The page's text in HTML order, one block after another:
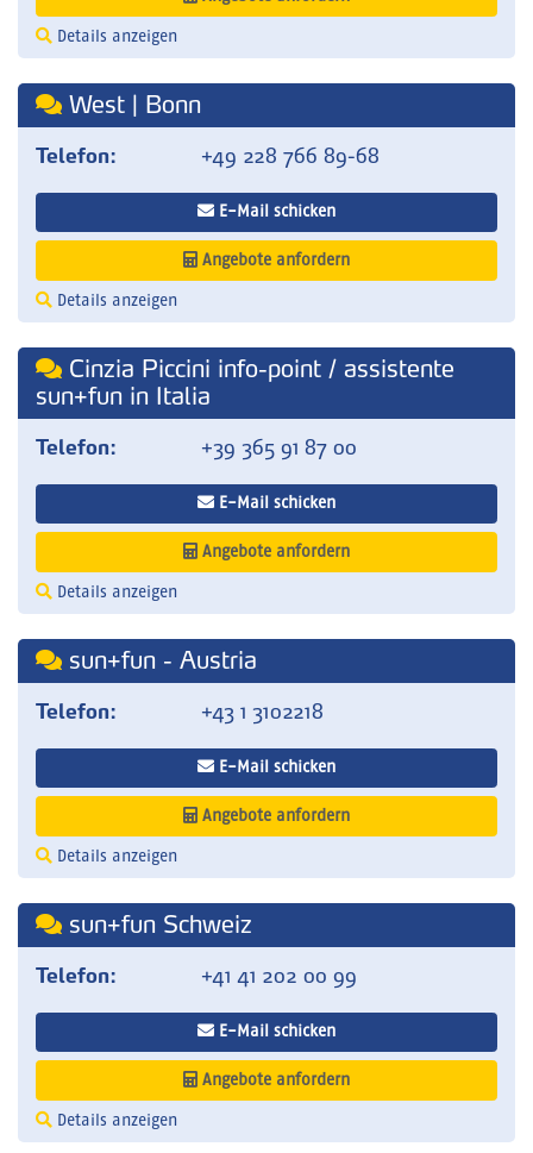
Details anzeigen
West | Bonn
Telefon: +49 228 766 89-68
E-Mail schicken
Angebote anfordern
Details anzeigen
Cinzia Piccini info-point / assistente
sun+fun in Italia
Telefon: +39 365 91 87 00
E-Mail schicken
Angebote anfordern
Details anzeigen
sun+fun - Austria
Telefon: +43 1 3102218
E-Mail schicken
Angebote anfordern
Details anzeigen
sun+fun Schweiz
Telefon: +41 41 202 00 99
E-Mail schicken
Angebote anfordern
Details anzeigen